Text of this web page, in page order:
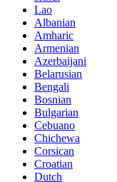
Lao
Albanian
Amharic
Armenian
Azerbaijani
Belarusian
Bengali
Bosnian
Bulgarian
Cebuano
Chichewa
Corsican
Croatian
Dutch